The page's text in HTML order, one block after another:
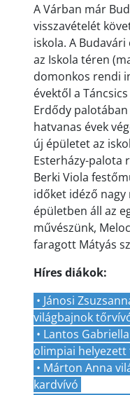
A Várban már
visszavételét
iskola. A Budavári
az Iskola téren
domonkos rendi
évektől a
Erdődy
hatvanas évek
új épületet az
Esterházy-palota
Berki Viola
időket idéző
épületben áll az
művészünk,
faragott Mátyás
Híres diákok:
• Jánosi
világbajnok
• Lantos
olimpiai
• Márton Anna
kardvívó